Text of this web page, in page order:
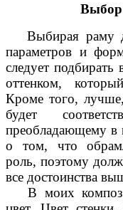
Выбор
Выбирая раму
параметров и
следует подбирать
оттенком,
Кроме того,
будет
преобладающему в
о том, что
роль, поэтому
все достоинства
В моих